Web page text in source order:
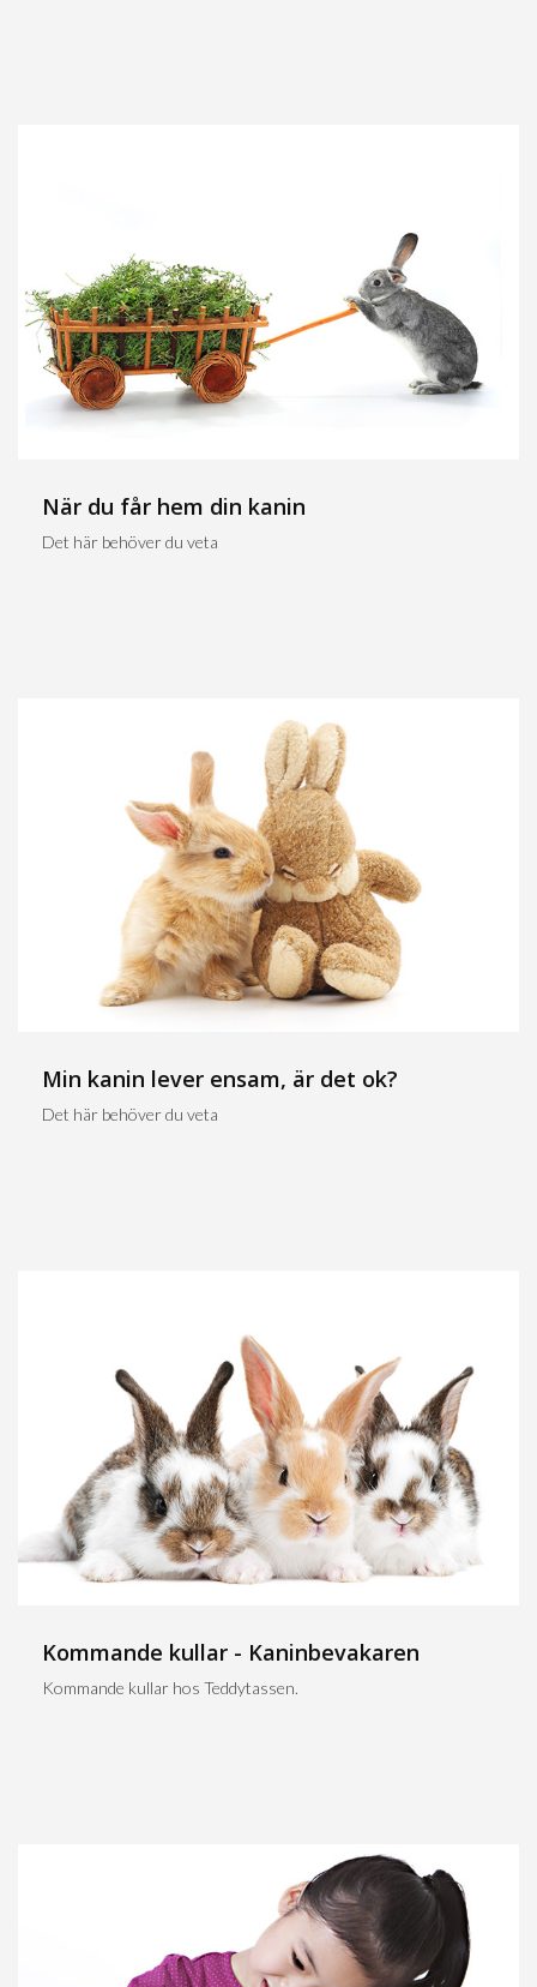
När du får hem din kanin
Det här behöver du veta
Min kanin lever ensam, är det ok?
Det här behöver du veta
Kommande kullar - Kaninbevakaren
Kommande kullar hos Teddytassen.